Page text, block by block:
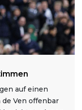
auf einen
Ven offenbar